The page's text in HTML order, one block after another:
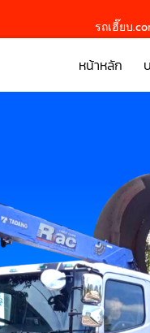
รถเฮี๊ยบ
หน้าหลัก